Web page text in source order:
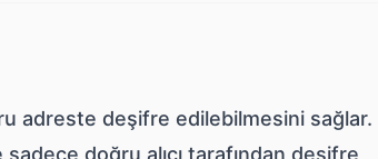
adreste deşifre edilebilmesini sağlar.
doğru alıcı tarafından deşifre